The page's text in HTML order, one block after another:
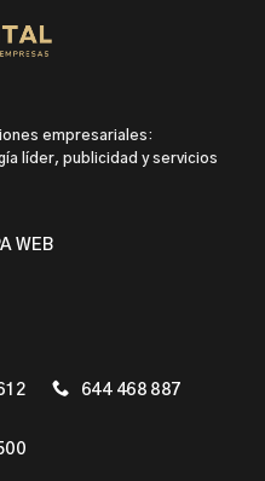
empresariales:
líder, publicidad y servicios
WEB
644 468 887